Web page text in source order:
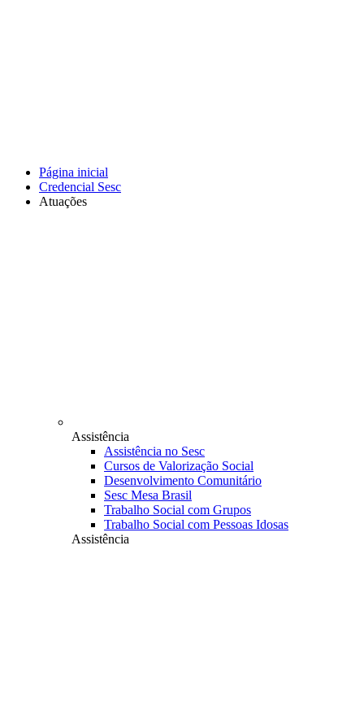
Página inicial
Credencial Sesc
Atuações
Assistência
Assistência no Sesc
Cursos de Valorização Social
Desenvolvimento Comunitário
Sesc Mesa Brasil
Trabalho Social com Grupos
Trabalho Social com Pessoas Idosas
Assistência